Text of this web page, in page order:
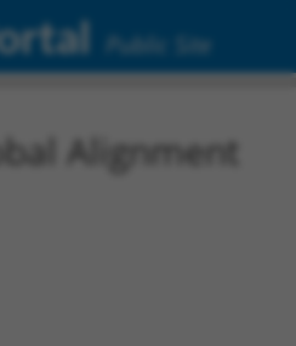
Public Site
Alignment